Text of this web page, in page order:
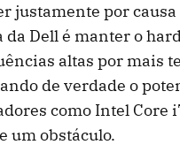
justamente por causa
da Dell é manter o
altas por mais
de verdade o
como Intel Core
um obstáculo.